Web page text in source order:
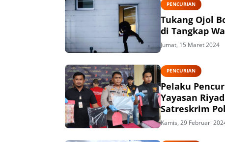
PENCURIAN
Tukang Ojol
di Tangkap
Jumat, 15 Maret 2024
PENCURIAN
Pelaku
Yayasan
Satreskrim
Kamis, 29 Februari